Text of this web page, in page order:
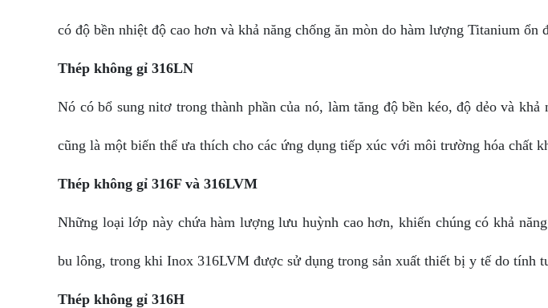
có độ bền nhiệt độ cao hơn và khả năng chống ăn mòn do hàm lượng Titanium ổn
Thép không gỉ 316LN
Nó có bổ sung nitơ trong thành phần của nó, làm tăng độ bền kéo, độ dẻo và
cũng là một biến thể ưa thích cho các ứng dụng tiếp xúc với môi trường hóa chất
Thép không gỉ 316F và 316LVM
Những loại lớp này chứa hàm lượng lưu huỳnh cao hơn, khiến chúng có khả
bu lông, trong khi Inox 316LVM được sử dụng trong sản xuất thiết bị y tế do tính
Thép không gỉ 316H